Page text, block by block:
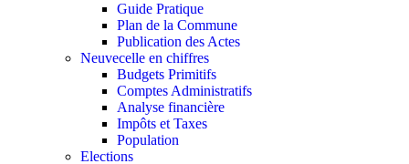
Guide Pratique
Plan de la Commune
Publication des Actes
Neuvecelle en chiffres
Budgets Primitifs
Comptes Administratifs
Analyse financière
Impôts et Taxes
Population
Elections